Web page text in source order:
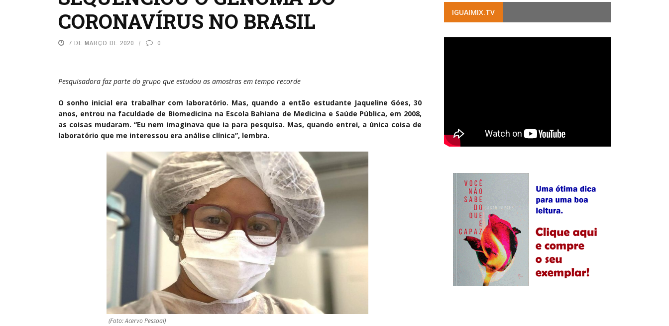
CORONAVÍRUS NO BRASIL
7 DE MARÇO DE 2020 0
Pesquisadora faz parte do grupo que estudou as amostras em tempo recorde
O sonho inicial era trabalhar com laboratório. Mas, quando a então estudante Jaqueline Góes, 30
anos, entrou na faculdade de Biomedicina na Escola Bahiana de Medicina e Saúde Pública, em 2008,
as coisas mudaram. “Eu nem imaginava que ia para pesquisa. Mas, quando entrei, a única coisa de
laboratório que me interessou era análise clínica”, lembra.
(Foto: Acervo Pessoal)
IGUAIMIX.TV